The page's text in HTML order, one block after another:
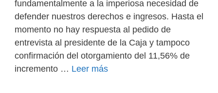
fundamentalmente a la imperiosa necesidad de
defender nuestros derechos e ingresos. Hasta el
momento no hay respuesta al pedido de
entrevista al presidente de la Caja y tampoco
confirmación del otorgamiento del 11,56% de
incremento … Leer más